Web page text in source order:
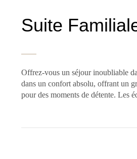
Suite
Offrez-vous un séjour inoubliable
dans un confort absolu, offrant un
pour des moments de détente. Les